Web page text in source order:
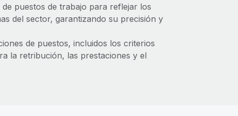
puestos de trabajo para reflejar los
del sector, garantizando su precisión y
de puestos, incluidos los criterios
la retribución, las prestaciones y el